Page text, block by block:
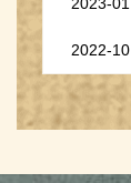
2022-10